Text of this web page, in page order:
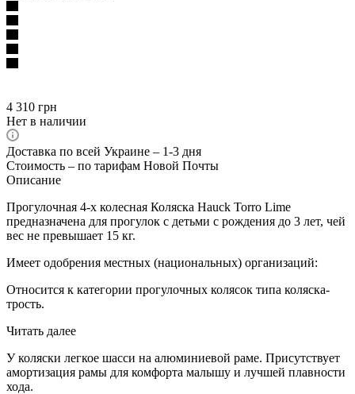
4 310 грн
Нет в наличии
Доставка по всей Украине – 1-3 дня
Стоимость – по тарифам Новой Почты
Описание
Прогулочная 4-х колесная Коляска Hauck Torro Lime
предназначена для прогулок с детьми с рождения до 3 лет, чей
вес не превышает 15 кг.
Имеет одобрения местных (национальных) организаций:
Относится к категории прогулочных колясок типа коляска-
трость.
Читать далее
У коляски легкое шасси на алюминиевой раме. Присутствует
амортизация рамы для комфорта малышу и лучшей плавности
хода.